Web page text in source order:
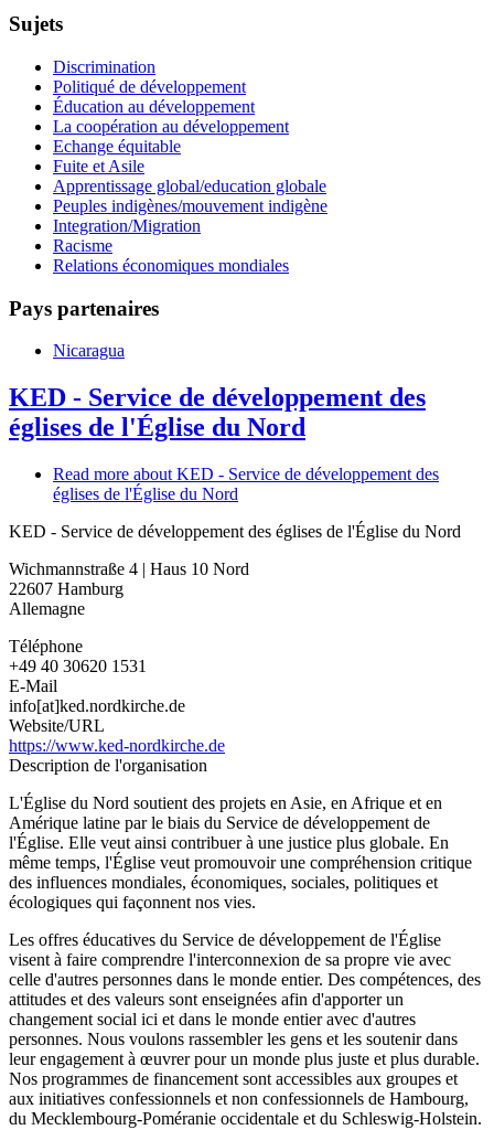
Sujets
Discrimination
Politiqué de développement
Éducation au développement
La coopération au développement
Echange équitable
Fuite et Asile
Apprentissage global/education globale
Peuples indigènes/mouvement indigène
Integration/Migration
Racisme
Relations économiques mondiales
Pays partenaires
Nicaragua
KED - Service de développement des
églises de l'Église du Nord
Read more about KED - Service de développement des
églises de l'Église du Nord
KED - Service de développement des églises de l'Église du Nord
Wichmannstraße 4 | Haus 10 Nord
22607 Hamburg
Allemagne
Téléphone
+49 40 30620 1531
E-Mail
info[at]ked.nordkirche.de
Website/URL
https://www.ked-nordkirche.de
Description de l'organisation
L'Église du Nord soutient des projets en Asie, en Afrique et en
Amérique latine par le biais du Service de développement de
l'Église. Elle veut ainsi contribuer à une justice plus globale. En
même temps, l'Église veut promouvoir une compréhension critique
des influences mondiales, économiques, sociales, politiques et
écologiques qui façonnent nos vies.
Les offres éducatives du Service de développement de l'Église
visent à faire comprendre l'interconnexion de sa propre vie avec
celle d'autres personnes dans le monde entier. Des compétences, des
attitudes et des valeurs sont enseignées afin d'apporter un
changement social ici et dans le monde entier avec d'autres
personnes. Nous voulons rassembler les gens et les soutenir dans
leur engagement à œuvrer pour un monde plus juste et plus durable.
Nos programmes de financement sont accessibles aux groupes et
aux initiatives confessionnels et non confessionnels de Hambourg,
du Mecklembourg-Poméranie occidentale et du Schleswig-Holstein.